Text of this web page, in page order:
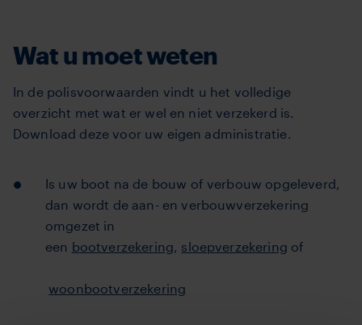
Wat u moet weten
In de polisvoorwaarden vindt u het volledige
overzicht met wat er wel en niet verzekerd is.
Download deze voor uw eigen administratie.
Is uw boot na de bouw of verbouw opgeleverd,
dan wordt de aan- en verbouwverzekering
omgezet in
een bootverzekering, sloepverzekering of
woonbootverzekering